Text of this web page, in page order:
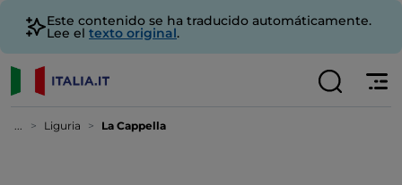
Este contenido se ha traducido automáticamente.
Lee el texto original.
... Liguria La Cappella